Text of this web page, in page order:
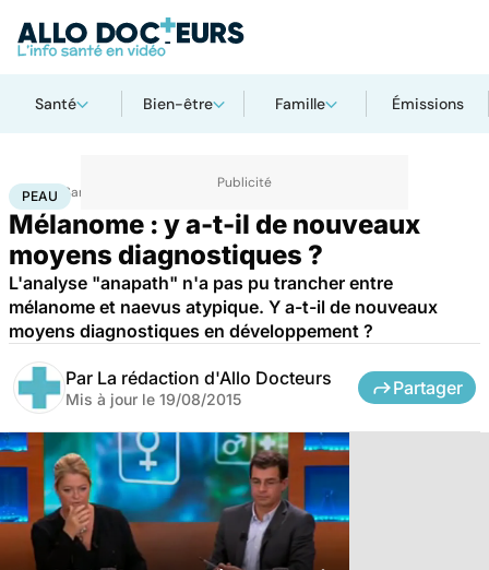
Santé Bien-être Famille Émissions
Accueil Santé Peau
PEAU
Mélanome : y a-t-il de nouveaux
moyens diagnostiques ?
L'analyse "anapath" n'a pas pu trancher entre
mélanome et naevus atypique. Y a-t-il de nouveaux
moyens diagnostiques en développement ?
Par La rédaction d'Allo Docteurs
Mis à jour le 19/08/2015
Partager